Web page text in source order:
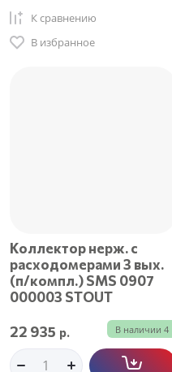
К сравнению
В избранное
Коллектор нерж. с
расходомерами 3 вых.
(п/компл.) SMS 0907
000003 STOUT
В наличии 4
22 935 р.